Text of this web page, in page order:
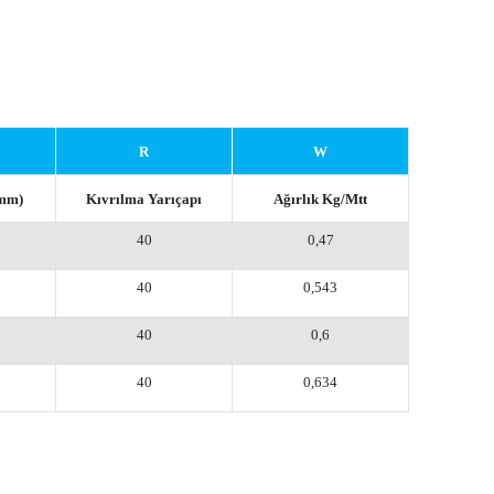
R W
Kıvrılma Yarıçapı Ağırlık Kg/Mtt
40 0,47
40 0,543
40 0,6
40 0,634